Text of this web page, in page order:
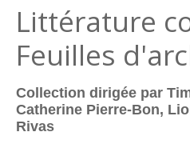
Littérature
Feuilles
Collection dirigée par
Catherine Pierre-Bon,
Rivas